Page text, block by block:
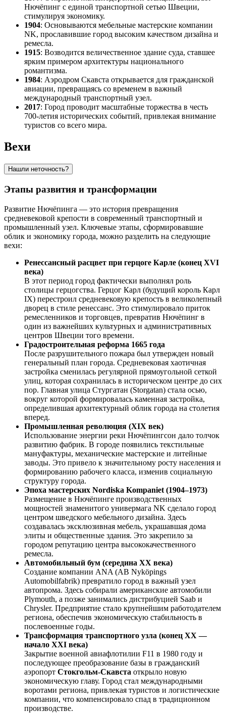
Нючёпинг с единой транспортной сетью Швеции,
стимулируя экономику.
1904: Основываются мебельные мастерские компании
NK, прославившие город высоким качеством дизайна и
ремесла.
1915: Возводится величественное здание суда, ставшее
ярким примером архитектуры национального
романтизма.
1984: Аэродром Скавста открывается для гражданской
авиации, превращаясь со временем в важный
международный транспортный узел.
2017: Город проводит масштабные торжества в честь
700-летия исторических событий, привлекая внимание
туристов со всего мира.
Вехи
Нашли неточность?
Этапы развития и трансформации
Развитие Нючёпинга — это история превращения
средневековой крепости в современный транспортный и
промышленный узел. Ключевые этапы, сформировавшие
облик и экономику города, можно разделить на следующие
вехи:
Ренессансный расцвет при герцоге Карле (конец XVI
века)
В этот период город фактически выполнял роль
столицы герцогства. Герцог Карл (будущий король Карл
IX) перестроил средневековую крепость в великолепный
дворец в стиле ренессанс. Это стимулировало приток
ремесленников и торговцев, превратив Нючёпинг в
один из важнейших культурных и административных
центров Швеции того времени.
Градостроительная реформа 1665 года
После разрушительного пожара был утвержден новый
генеральный план города. Средневековая хаотичная
застройка сменилась регулярной прямоугольной сеткой
улиц, которая сохранилась в историческом центре до сих
пор. Главная улица Стургатан (Storgatan) стала осью,
вокруг которой формировалась каменная застройка,
определившая архитектурный облик города на столетия
вперед.
Промышленная революция (XIX век)
Использование энергии реки Нючёпингсон дало толчок
развитию фабрик. В городе появились текстильные
мануфактуры, механические мастерские и литейные
заводы. Это привело к значительному росту населения и
формированию рабочего класса, изменив социальную
структуру города.
Эпоха мастерских Nordiska Kompaniet (1904–1973)
Размещение в Нючёпинге производственных
мощностей знаменитого универмага NK сделало город
центром шведского мебельного дизайна. Здесь
создавалась эксклюзивная мебель, украшавшая дома
элиты и общественные здания. Это закрепило за
городом репутацию центра высококачественного
ремесла.
Автомобильный бум (середина XX века)
Создание компании ANA (AB Nyköpings
Automobilfabrik) превратило город в важный узел
автопрома. Здесь собирали американские автомобили
Plymouth, а позже занимались дистрибуцией Saab и
Chrysler. Предприятие стало крупнейшим работодателем
региона, обеспечив экономическую стабильность в
послевоенные годы.
Трансформация транспортного узла (конец XX —
начало XXI века)
Закрытие военной авиафлотилии F11 в 1980 году и
последующее преобразование базы в гражданский
аэропорт Стокгольм-Скавста открыло новую
экономическую главу. Город стал международными
воротами региона, привлекая туристов и логистические
компании, что компенсировало спад в традиционном
производстве.